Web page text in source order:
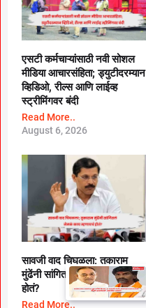
एसटी कर्मचाऱ्यांसाठी नवी सोशल
मीडिया आचारसंहिता; ड्युटीदरम्यान
व्हिडिओ, रील्स आणि लाईव्ह
स्ट्रीमिंगवर बंदी
Read More..
August 6, 2026
सावजी वाद चिघळला; तुकाराम
मुंढेंनी सांगितलं नेमकं काय म्हणायचं
होतं?
Read More..